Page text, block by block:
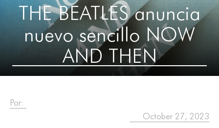
THE BEATLES anuncia
nuevo sencillo NOW
AND THEN
Por:
October 27, 2023